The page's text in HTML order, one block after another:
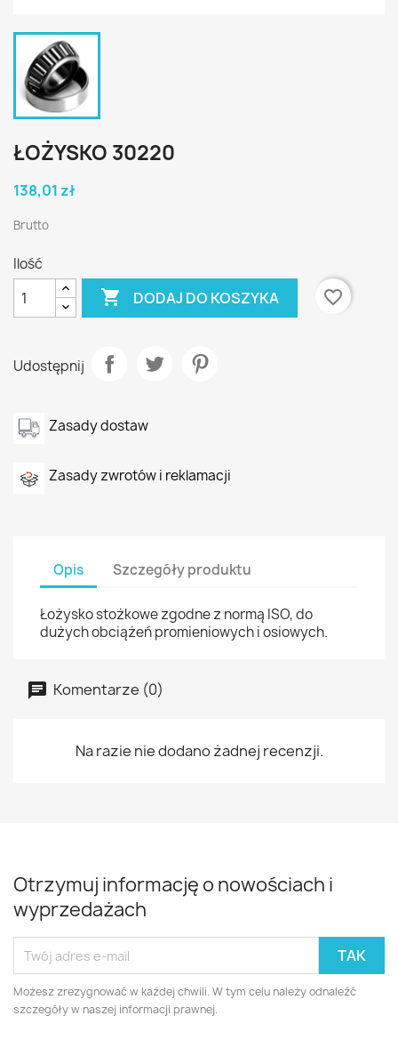
ŁOŻYSKO 30220
138,01 zł
Brutto
Ilość
 DODAJ DO KOSZYKA favorite_border
Udostępnij
Zasady dostaw
Zasady zwrotów i reklamacji
Opis Szczegóły produktu
Łożysko stożkowe zgodne z normą ISO, do
dużych obciążeń promieniowych i osiowych.
Komentarze (0)
Na razie nie dodano żadnej recenzji.
Otrzymuj informację o nowościach i
wyprzedażach
Możesz zrezygnować w każdej chwili. W tym celu należy odnaleźć
szczegóły w naszej informacji prawnej.